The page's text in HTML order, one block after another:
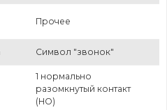
Прочее
Символ "звонок"
1 нормально
разомкнутый контакт
(НО)